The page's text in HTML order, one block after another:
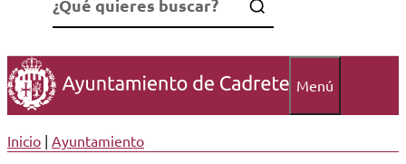
Menú
Inicio | Ayuntamiento